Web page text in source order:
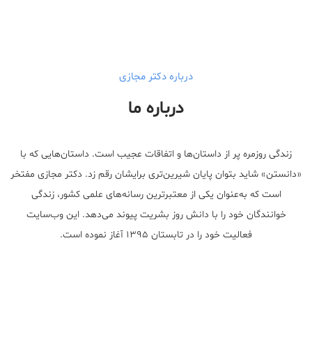
درباره دکتر مجازی
درباره ما
زندگی روزمره پر از داستان‌ها و اتفاقات عجیب است. داستان‌هایی که با
«دانستن» شاید بتوان پایان شیرین‌تری برایشان رقم زد. دکتر مجازی مفتخر
است که به‌عنوان یکی از معتبر‌ترین رسانه‌های علمی کشور، زندگی
خوانندگان خود را با دانش روز بشریت پیوند می‌دهد. این وب‌سایت
فعالیت خود را در تابستان ۱۳۹۵ آغاز نموده است.